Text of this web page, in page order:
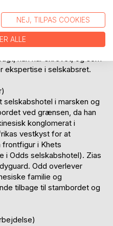
da de bytter gasfelter med
af Zia og Astar, et
Odd, som er i
han har skrevet, og som
ekspertise i selskabsret.
selskabshotel i marsken og
ved grænsen, da han
konglomerat i
vestkyst for at
frontfigur i Khets
i Odds selskabshotel). Zias
Odd overlever
familie og
tilbage til stambordet og
NEJ, TILPAS COOKIES
ALLE